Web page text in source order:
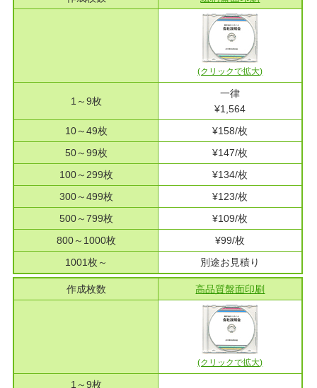
(クリックで拡大)
1～9枚
一律
¥1,564
10～49枚
¥158/枚
50～99枚
¥147/枚
100～299枚
¥134/枚
300～499枚
¥123/枚
500～799枚
¥109/枚
800～1000枚
¥99/枚
1001枚～
別途お見積り
作成枚数 高品質盤面印刷
(クリックで拡大)
1～9枚